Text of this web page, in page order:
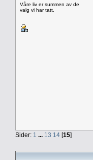
Våre liv er summen av de
valg vi har tatt.
Sider: 1 ... 13 14 [15]